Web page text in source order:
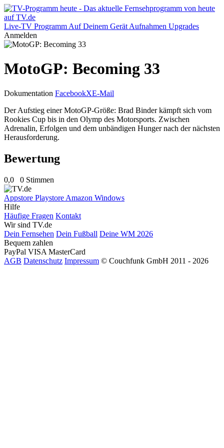
Live-TV Programm Auf Deinem Gerät Aufnahmen Upgrades
Anmelden
MotoGP: Becoming 33
Dokumentation FacebookXE-Mail
Der Aufstieg einer MotoGP-Größe: Brad Binder kämpft sich vom
Rookies Cup bis in den Olymp des Motorsports. Zwischen
Adrenalin, Erfolgen und dem unbändigen Hunger nach der nächsten
Herausforderung.
Bewertung
0,0 0 Stimmen
Appstore Playstore Amazon Windows
Hilfe
Häufige Fragen Kontakt
Wir sind TV.de
Dein Fernsehen Dein Fußball Deine WM 2026
Bequem zahlen
PayPal VISA MasterCard
AGB Datenschutz Impressum © Couchfunk GmbH 2011 - 2026